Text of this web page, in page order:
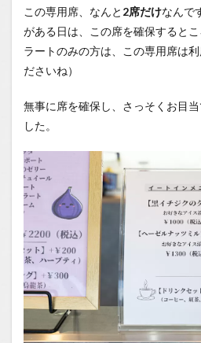
ャンネ
ル
この専用席、なんと 2席だけなんで
がある日は、この席を確保すると
ラートのみの方は、この専用席は
ださいね）
無事に席を確保し、さっそくお目
した。